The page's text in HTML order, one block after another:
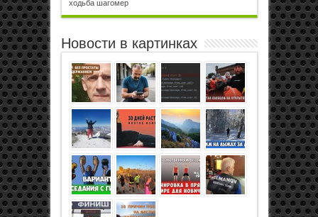
ходьба шагомер
Новости в картинках